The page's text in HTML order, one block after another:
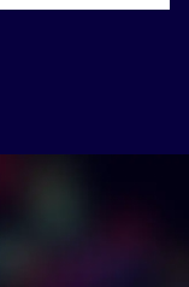
柏崎」